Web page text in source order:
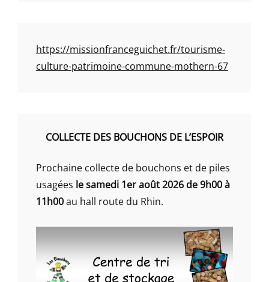
https://missionfranceguichet.fr/tourisme-
culture-patrimoine-commune-mothern-67
COLLECTE DES BOUCHONS DE L’ESPOIR
Prochaine collecte de bouchons et de piles
usagées le samedi 1er août 2026 de 9h00 à
11h00au hall route du Rhin.